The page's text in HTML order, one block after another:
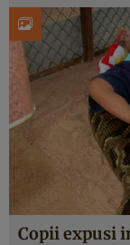
Copii expusi